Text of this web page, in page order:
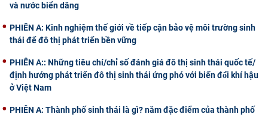
và nước biển dâng
PHIÊN A: Kinh nghiệm thế giới về tiếp cận bảo vệ môi trường sinh
thái để đô thị phát triển bền vững
PHIÊN A:: Những tiêu chí/chỉ số đánh giá đô thị sinh thái quốc tế/
định hướng phát triển đô thị sinh thái ứng phó với biến đổ̉i khí hậu
ở Việt Nam
PHIÊN A: Thành phố sinh thái là gì? năm đặc điểm của thành phố